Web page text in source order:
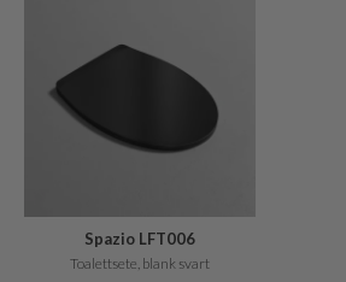
Spazio LFT006
Toalettsete, blank svart